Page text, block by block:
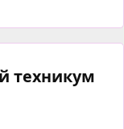
техникум